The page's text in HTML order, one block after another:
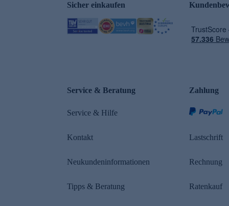
Sicher einkaufen
Service & Beratung
Service & Hilfe
Kontakt
Neukundeninformationen
Tipps & Beratung
Zahlung
Lastschrift
Rechnung
Ratenkauf